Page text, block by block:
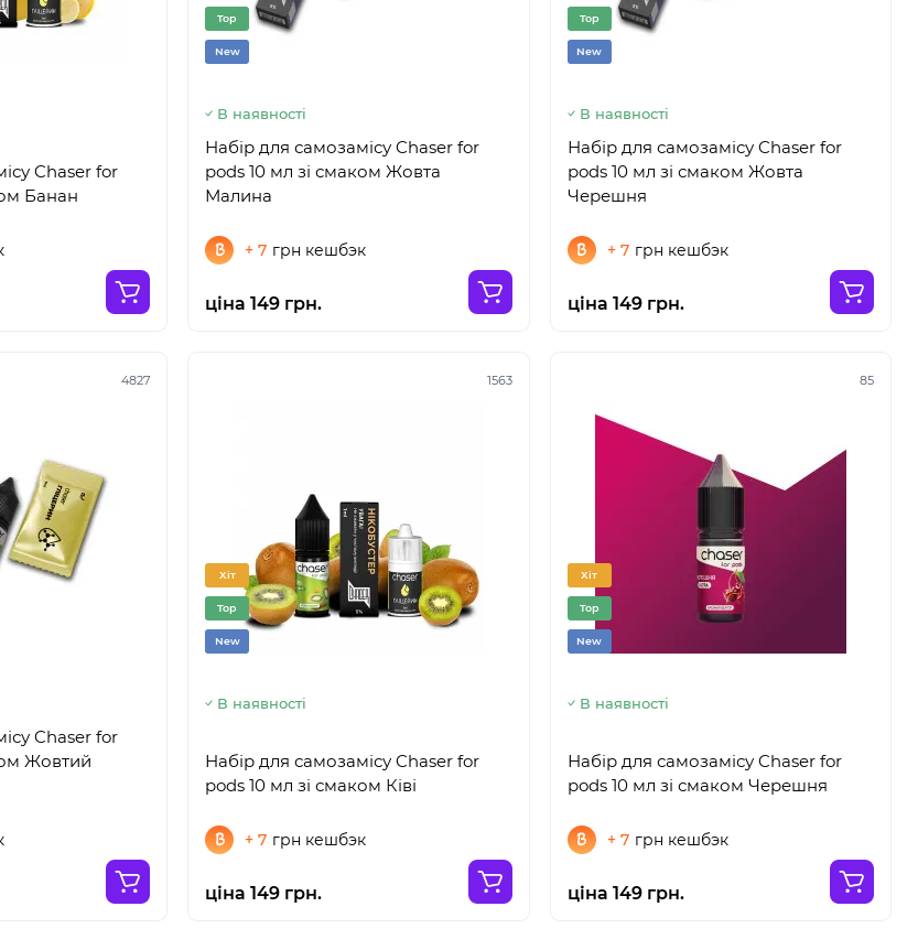
Chaser for
Банан
Top
New
В наявності
Набір для самозамісу Chaser for
pods 10 мл зі смаком Жовта
Малина
+ 7 грн кешбэк
ціна 149 грн.
Top
New
В наявності
Набір для самозамісу Chaser for
pods 10 мл зі смаком Жовта
Черешня
+ 7 грн кешбэк
ціна 149 грн.
4827
Chaser for
Жовтий
1563
Хіт
Top
New
В наявності
Набір для самозамісу Chaser for
pods 10 мл зі смаком Ківі
+ 7 грн кешбэк
ціна 149 грн.
85
Хіт
Top
New
В наявності
Набір для самозамісу Chaser for
pods 10 мл зі смаком Черешня
+ 7 грн кешбэк
ціна 149 грн.